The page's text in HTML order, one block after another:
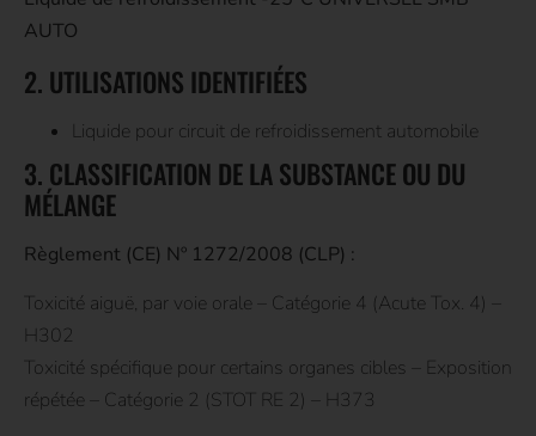
AUTO
2. UTILISATIONS IDENTIFIÉES
Liquide pour circuit de refroidissement automobile
3. CLASSIFICATION DE LA SUBSTANCE OU DU
MÉLANGE
Règlement (CE) Nº 1272/2008 (CLP) :
Toxicité aiguë, par voie orale – Catégorie 4 (Acute Tox. 4) –
H302
Toxicité spécifique pour certains organes cibles – Exposition
répétée – Catégorie 2 (STOT RE 2) – H373